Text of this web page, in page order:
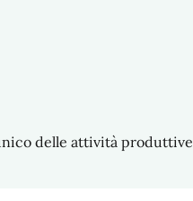
delle attività produttive